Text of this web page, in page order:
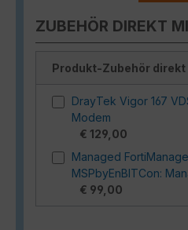
ZUBEHÖR DIREKT
Produkt-Zubehör
DrayTek Vigor 167
Modem
€ 129,00
Managed
MSPbyEnBITCon:
€ 99,00